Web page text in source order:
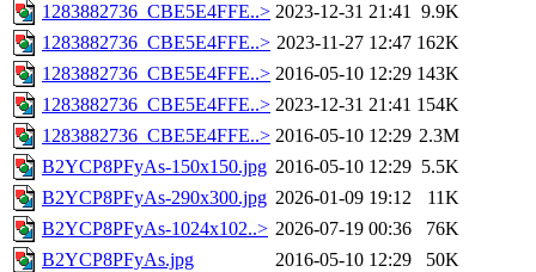
1283882736_CBE5E4FFE..> 2023-12-31 21:41 9.9K
1283882736_CBE5E4FFE..> 2023-11-27 12:47 162K
1283882736_CBE5E4FFE..> 2016-05-10 12:29 143K
1283882736_CBE5E4FFE..> 2023-12-31 21:41 154K
1283882736_CBE5E4FFE..> 2016-05-10 12:29 2.3M
B2YCP8PFyAs-150x150.jpg 2016-05-10 12:29 5.5K
B2YCP8PFyAs-290x300.jpg 2026-01-09 19:12
11K
B2YCP8PFyAs-1024x102..> 2026-07-19 00:36
76K
B2YCP8PFyAs.jpg
2016-05-10 12:29
50K